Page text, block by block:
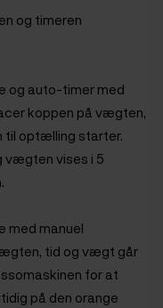
og timeren
og auto-timer med
koppen på vægten,
til optælling starter.
vægten vises i 5
med manuel
tid og vægt går
for at
på den orange